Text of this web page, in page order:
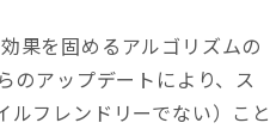
果を固めるアルゴリズムの
のアップデートにより、ス
フレンドリーでない）こと